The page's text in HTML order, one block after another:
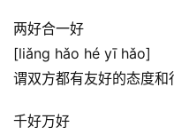
两好合一好
[liǎng hǎo hé yī hǎo]
谓双方都有友好的态度和
千好万好